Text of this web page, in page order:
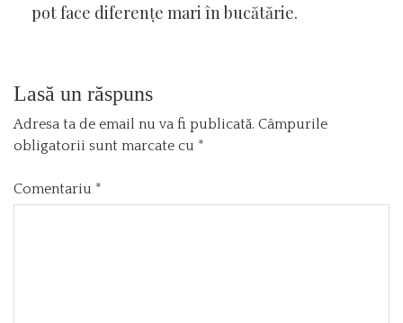
pot face diferențe mari în bucătărie.
Lasă un răspuns
Adresa ta de email nu va fi publicată. Câmpurile
obligatorii sunt marcate cu *
Comentariu *